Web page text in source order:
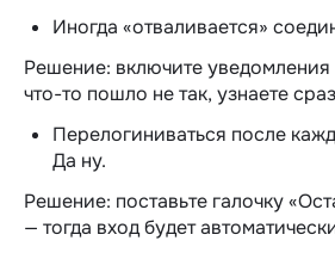
Иногда «отваливается»
Решение: включите
что-то пошло не так, узнаете
Перелогиниваться после
Да ну.
Решение: поставьте галочку
— тогда вход будет